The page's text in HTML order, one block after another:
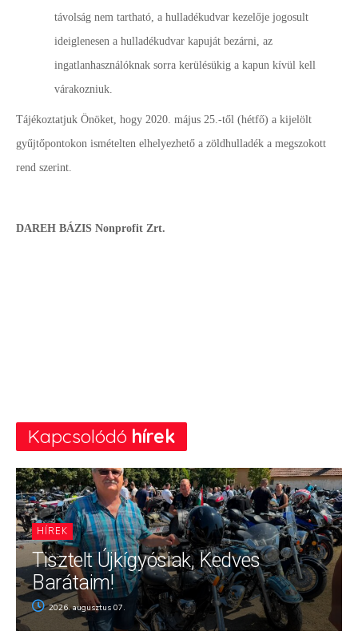
távolság nem tartható, a hulladékudvar kezelője jogosult
ideiglenesen a hulladékudvar kapuját bezárni, az
ingatlanhasználóknak sorra kerülésükig a kapun kívül kell
várakozniuk.
Tájékoztatjuk Önöket, hogy 2020. május 25.-től (hétfő) a kijelölt
gyűjtőpontokon ismételten elhelyezhető a zöldhulladék a megszokott
rend szerint.
DAREH BÁZIS Nonprofit Zrt.
Kapcsolódó hírek
HÍREK
Tisztelt Újkígyósiak, Kedves
Barátaim!
2026. augusztus 07.